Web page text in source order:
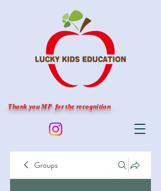
Thank you MP for the recognition
Groups